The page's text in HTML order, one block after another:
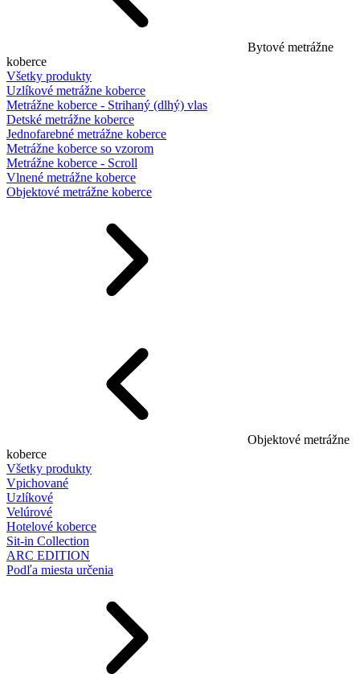
Bytové metrážne
koberce
Všetky produkty
Uzlíkové metrážne koberce
Metrážne koberce - Strihaný (dlhý) vlas
Detské metrážne koberce
Jednofarebné metrážne koberce
Metrážne koberce so vzorom
Metrážne koberce - Scroll
Vlnené metrážne koberce
Objektové metrážne koberce
Objektové metrážne
koberce
Všetky produkty
Vpichované
Uzlíkové
Velúrové
Hotelové koberce
Sit-in Collection
ARC EDITION
Podľa miesta určenia